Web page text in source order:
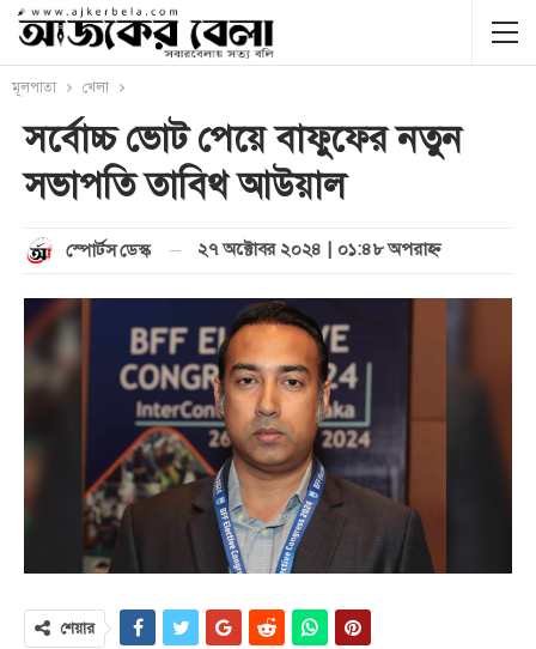
মূলপাতা খেলা
সর্বোচ্চ ভোট পেয়ে বাফুফের নতুন
সভাপতি তাবিথ আউয়াল
স্পোর্টস ডেস্ক ২৭ অক্টোবর ২০২৪ | ০১:৪৮ অপরাহ্ণ
শেয়ার